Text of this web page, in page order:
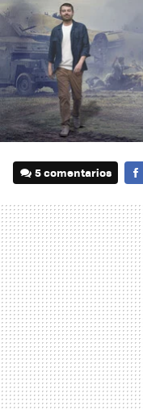
5 comentarios